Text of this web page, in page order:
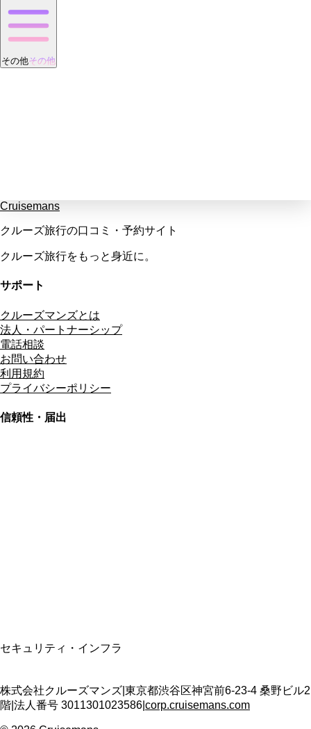
その他その他
Cruisemans
クルーズ旅行の口コミ・予約サイト
クルーズ旅行をもっと身近に。
サポート
クルーズマンズとは
法人・パートナーシップ
電話相談
お問い合わせ
利用規約
プライバシーポリシー
信頼性・届出
セキュリティ・インフラ
株式会社クルーズマンズ 東京都渋谷区神宮前6-23-4 桑野ビル2
階 法人番号 3011301023586 corp.cruisemans.com